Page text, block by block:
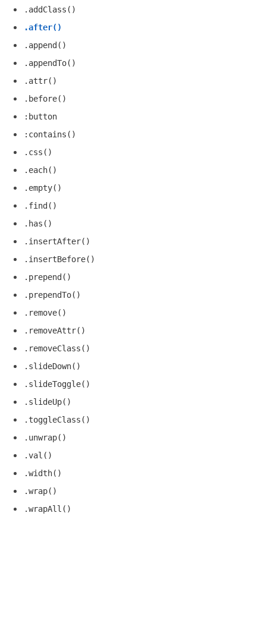
.addClass()
.after()
.append()
.appendTo()
.attr()
.before()
:button
:contains()
.css()
.each()
.empty()
.find()
.has()
.insertAfter()
.insertBefore()
.prepend()
.prependTo()
.remove()
.removeAttr()
.removeClass()
.slideDown()
.slideToggle()
.slideUp()
.toggleClass()
.unwrap()
.val()
.width()
.wrap()
.wrapAll()